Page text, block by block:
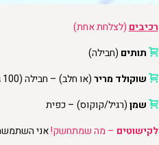
רכיבים(לצלחת אחת)
תותים (חבילה)
שוקולד מריר(או חלב) – חבילה (100 גרם)
שמן(רגיל/קוקוס) – כפית
לקישוטים – מה שמתחשק!אני